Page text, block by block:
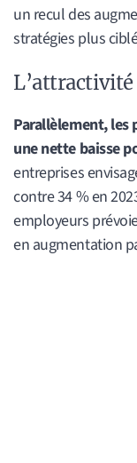
un recul des
stratégies plus
Parallèlement,
une nette baisse
entreprises
contre 34 % en
employeurs
en augmentation